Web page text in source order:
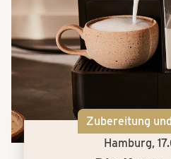
Zubereitung
Hamburg,